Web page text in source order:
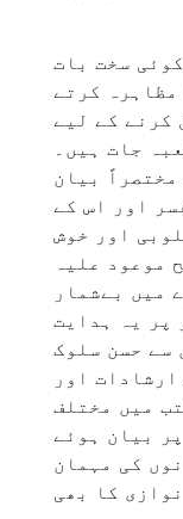
سخت بات
مظاہرہ کرتے
کرنے کے لیے
جات ہیں۔
بیان
اور اس کے
اور خوش
موعود علیہ
میں بےشمار
پر یہ ہدایت
سے حسن سلوک
اور
میں مختلف
بیان ہوئے
کی مہمان
نوازی کا بھی